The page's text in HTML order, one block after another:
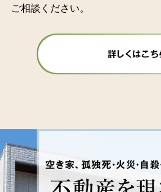
ご相談ください。
詳しくはこち
空き家、孤独死・火災・自